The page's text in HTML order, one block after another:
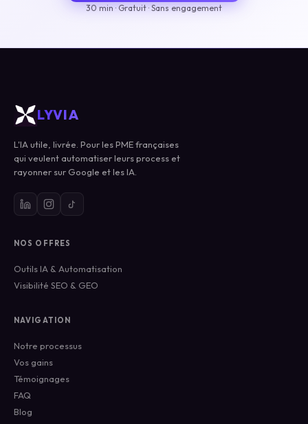
30 min · Gratuit · Sans engagement
LYVIA
L'IA utile, livrée. Pour les PME françaises
qui veulent automatiser leurs process et
rayonner sur Google et les IA.
NOS OFFRES
Outils IA & Automatisation
Visibilité SEO & GEO
NAVIGATION
Notre processus
Vos gains
Témoignages
FAQ
Blog